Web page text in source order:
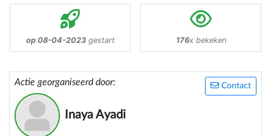
op 08-04-2023gestart 176x bekeken
Contact
Actie georganiseerd door:
Inaya Ayadi